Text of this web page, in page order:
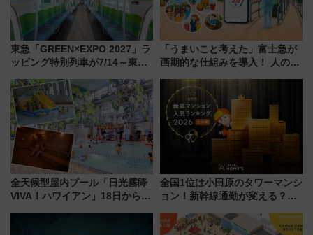
東急「GREEN×EXPO 2027」ラ
ッピング特別列車が7/14～東
ー！ 注目の編成やデザインまと
め
「うまいこと考えた」富士急が
画期的な仕組みを導入！ 人のか
ん」始動
全天候型屋内プール「日光霧降
VIVA！ハワイアン」18日から営
全国1位は小田原のタワーマンシ
ョン！新幹線通勤が変える？
【新築マンション人気ランキン